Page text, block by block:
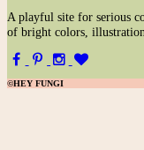
A playful site for serious
of bright colors,
©HEY FUNGI